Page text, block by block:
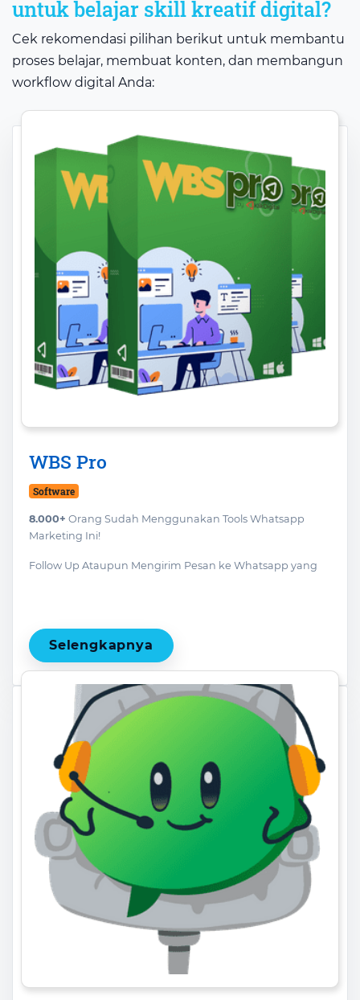
untuk belajar skill kreatif digital?
Cek rekomendasi pilihan berikut untuk membantu
proses belajar, membuat konten, dan membangun
workflow digital Anda:
WBS Pro
Software
8.000+ Orang Sudah Menggunakan Tools Whatsapp
Marketing Ini!
Follow Up Ataupun Mengirim Pesan ke Whatsapp yang
Selengkapnya